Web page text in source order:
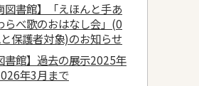
図書館】「えほんと手あ
らべ歌のおはなし会」(0
保護者対象)のお知らせ
書館】過去の展示2025年
年3月まで